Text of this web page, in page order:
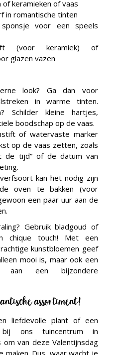
of keramieken of vaas
in romantische tinten
voor een speels
(voor keramiek) of
glazen vazen
look? Ga dan voor
in warme tinten.
Schilder kleine hartjes,
boodschap op de vaas.
of watervaste marker
op de vaas zetten, zoals
de tijd” of de datum van
kan het nodig zijn
oven te bakken (voor
een paar uur aan de
Gebruik bladgoud of
chique touch! Met een
kunstbloemen geef
mooi is, maar ook een
aan een bijzondere
assortiment!
liefdevolle plant of een
bij ons tuincentrum in
om van deze Valentijnsdag